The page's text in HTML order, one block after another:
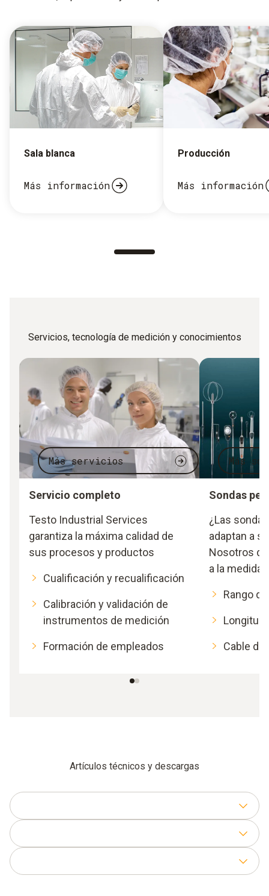
Sala blanca
Más información
Producción
Más información
Servicios, tecnología de medición y conocimientos
Más servicios
Servicio completo
Testo Industrial Services
garantiza la máxima calidad de
sus procesos y productos
Cualificación y recualificación
Calibración y validación de
instrumentos de medición
Formación de empleados
Más
Sondas
¿Las
adaptan a
Nosotros
a la medida
Rango
Longitud
Cable
Artículos técnicos y descargas